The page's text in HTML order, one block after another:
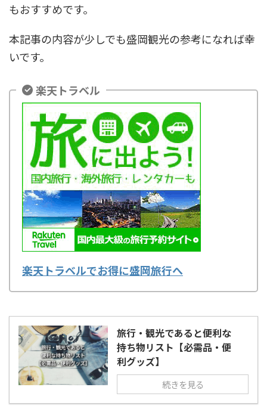
もおすすめです。
本記事の内容が少しでも盛岡観光の参考になれば幸
いです。
楽天トラベル
楽天トラベルでお得に盛岡旅行へ
旅行・観光であると便利な
持ち物リスト【必需品・便
利グッズ】
続きを見る